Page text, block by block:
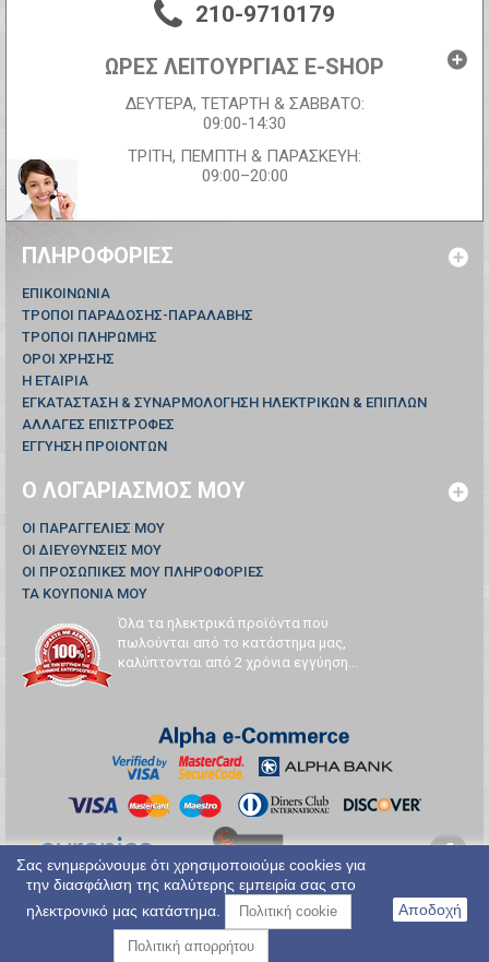
210-9710179
ΩΡΕΣ ΛΕΙΤΟΥΡΓΙΑΣ E-SHOP
ΔΕΥΤΕΡΑ, ΤΕΤΑΡΤΗ & ΣΑΒΒΑΤΟ:
09:00-14:30
ΤΡΙΤΗ, ΠΕΜΠΤΗ & ΠΑΡΑΣΚΕΥΗ:
09:00–20:00
ΠΛΗΡΟΦΟΡΊΕΣ
ΕΠΙΚΟΙΝΩΝΊΑ
ΤΡΟΠΟΙ ΠΑΡΑΔΟΣΗΣ-ΠΑΡΑΛΑΒΗΣ
ΤΡΟΠΟΙ ΠΛΗΡΩΜΗΣ
ΟΡΟΙ ΧΡΗΣΗΣ
Η ΕΤΑΙΡΙΑ
ΕΓΚΑΤΑΣΤΑΣΗ & ΣΥΝΑΡΜΟΛΟΓΗΣΗ ΗΛΕΚΤΡΙΚΩΝ & ΕΠΙΠΛΩΝ
ΑΛΛΑΓΕΣ ΕΠΙΣΤΡΟΦΕΣ
ΕΓΓΥΗΣΗ ΠΡΟΙΟΝΤΩΝ
Ο ΛΟΓΑΡΙΑΣΜΌΣ ΜΟΥ
ΟΙ ΠΑΡΑΓΓΕΛΊΕΣ ΜΟΥ
ΟΙ ΔΙΕΥΘΎΝΣΕΙΣ ΜΟΥ
ΟΙ ΠΡΟΣΩΠΙΚΈΣ ΜΟΥ ΠΛΗΡΟΦΟΡΊΕΣ
ΤΑ ΚΟΥΠΌΝΙΑ ΜΟΥ
Όλα τα ηλεκτρικά προϊόντα που
πωλούνται από το κατάστημα μας,
καλύπτονται από 2 χρόνια εγγύηση...
Σας ενημερώνουμε ότι χρησιμοποιούμε cookies για
την διασφάλιση της καλύτερης εμπειρία σας στο
ηλεκτρονικό μας κατάστημα.
Πολιτική cookie
Πολιτική απορρήτου
Αποδοχή